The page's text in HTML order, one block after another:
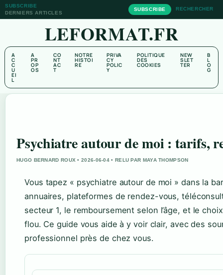
SUBSCRIBE
DERNIERS ARTICLES
SUBSCRIBE RECHERCHER
LEFORMAT.FR
A
C
C
U
EI
L
A
PR
OP
OS
CO
NT
AC
T
NOTRE
HISTOI
RE
PRIVA
CY
POLIC
Y
POLITIQUE
DES
COOKIES
NEW
SLET
TER
B
L
O
G
Psychiatre autour de moi : tarifs,
HUGO BERNARD ROUX • 2026-06-04 • RELU PAR MAYA THOMPSON
Vous tapez « psychiatre autour de moi » dans la
annuaires, plateformes de rendez-vous,
secteur 1, le remboursement selon l’âge, et le
flou. Ce guide vous aide à y voir clair, avec des
professionnel près de chez vous.